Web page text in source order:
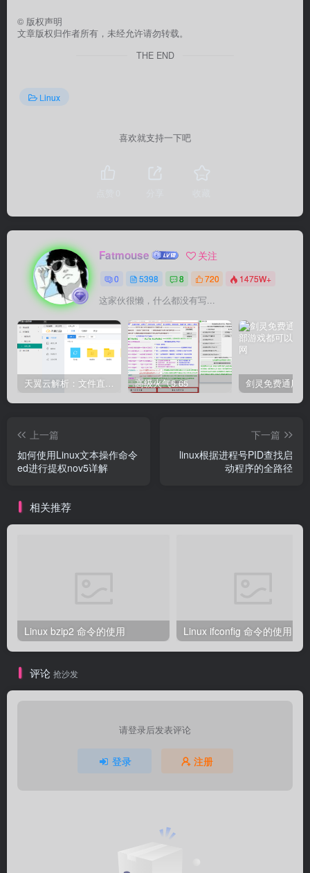
© 版权声明
文章版权归作者所有，未经允许请勿转载。
THE END
Linux
喜欢就支持一下吧
Fatmouse 关注
0 5398 8 720 1475W+
这家伙很懒，什么都没有写...
天翼云解析：文件直链获取源码 高级火气5.65
上一篇
如何使用Linux文本操作命令
ed进行提权nov5详解
下一篇
linux根据进程号PID查找启
动程序的全路径
相关推荐
Linux bzip2 命令的使用 Linux ifconfig 命令的使用
评论 抢沙发
请登录后发表评论
登录 注册